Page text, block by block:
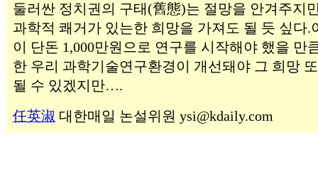
둘러싼 정치권의 구태(舊態)는 절망을 안겨주지
과학적 쾌거가 있는한 희망을 가져도 될 듯 싶다.
이 단돈 1,000만원으로 연구를 시작해야 했을 만
한 우리 과학기술연구환경이 개선돼야 그 희망
될 수 있겠지만….
任英淑 대한매일 논설위원 ysi@kdaily.com